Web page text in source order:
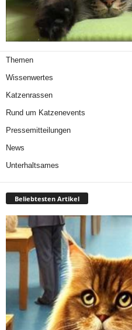
Themen
Wissenwertes
Katzenrassen
Rund um Katzenevents
Pressemitteilungen
News
Unterhaltsames
Beliebtesten Artikel